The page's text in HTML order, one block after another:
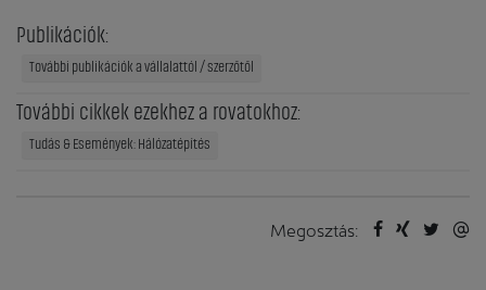
Publikációk:
További publikációk a vállalattól / szerzőtől
További cikkek ezekhez a rovatokhoz:
Tudás & Események: Hálózatépítés
Megosztás: